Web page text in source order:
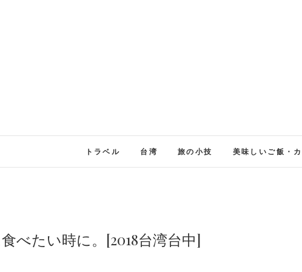
トラベル 台湾 旅の小技 美味しいご飯・
べたい時に。[2018台湾台中]